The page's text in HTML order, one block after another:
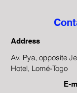
Address
Av. Pya, opposite
Hotel, Lomé-Togo
E-